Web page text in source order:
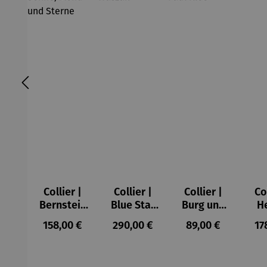
Collier |
Bernstein
– Sonne,
Mond und
Regulärer Preis:
158,00 €
Collier |
Blue Star
– Petra
Waszak
Regulärer Preis:
290,00 €
Collier |
Burg und
Sonne –
Paul Klee
Regulärer Preis:
89,00 €